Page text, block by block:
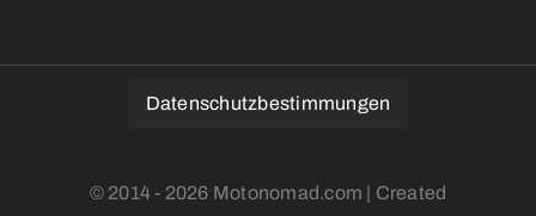
Datenschutzbestimmungen
© 2014 - 2026 Motonomad.com | Created